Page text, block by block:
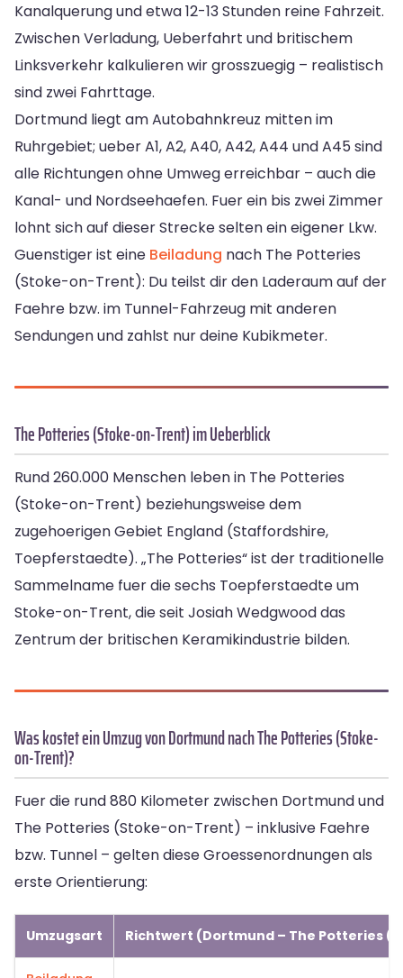
Kanalquerung und etwa 12-13 Stunden reine Fahrzeit.
Zwischen Verladung, Ueberfahrt und britischem
Linksverkehr kalkulieren wir grosszuegig – realistisch
sind zwei Fahrttage.
Dortmund liegt am Autobahnkreuz mitten im
Ruhrgebiet; ueber A1, A2, A40, A42, A44 und A45 sind
alle Richtungen ohne Umweg erreichbar – auch die
Kanal- und Nordseehaefen. Fuer ein bis zwei Zimmer
lohnt sich auf dieser Strecke selten ein eigener Lkw.
Guenstiger ist eine Beiladung nach The Potteries
(Stoke-on-Trent): Du teilst dir den Laderaum auf der
Faehre bzw. im Tunnel-Fahrzeug mit anderen
Sendungen und zahlst nur deine Kubikmeter.
The Potteries (Stoke-on-Trent) im Ueberblick
Rund 260.000 Menschen leben in The Potteries
(Stoke-on-Trent) beziehungsweise dem
zugehoerigen Gebiet England (Staffordshire,
Toepferstaedte). „The Potteries“ ist der traditionelle
Sammelname fuer die sechs Toepferstaedte um
Stoke-on-Trent, die seit Josiah Wedgwood das
Zentrum der britischen Keramikindustrie bilden.
Was kostet ein Umzug von Dortmund nach The Potteries (Stoke-
on-Trent)?
Fuer die rund 880 Kilometer zwischen Dortmund und
The Potteries (Stoke-on-Trent) – inklusive Faehre
bzw. Tunnel – gelten diese Groessenordnungen als
erste Orientierung:
Umzugsart Richtwert (Dortmund – The Potteries